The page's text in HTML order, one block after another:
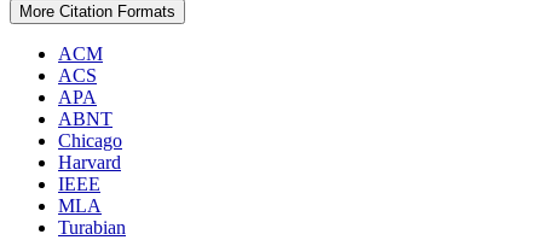
More Citation Formats
ACM
ACS
APA
ABNT
Chicago
Harvard
IEEE
MLA
Turabian